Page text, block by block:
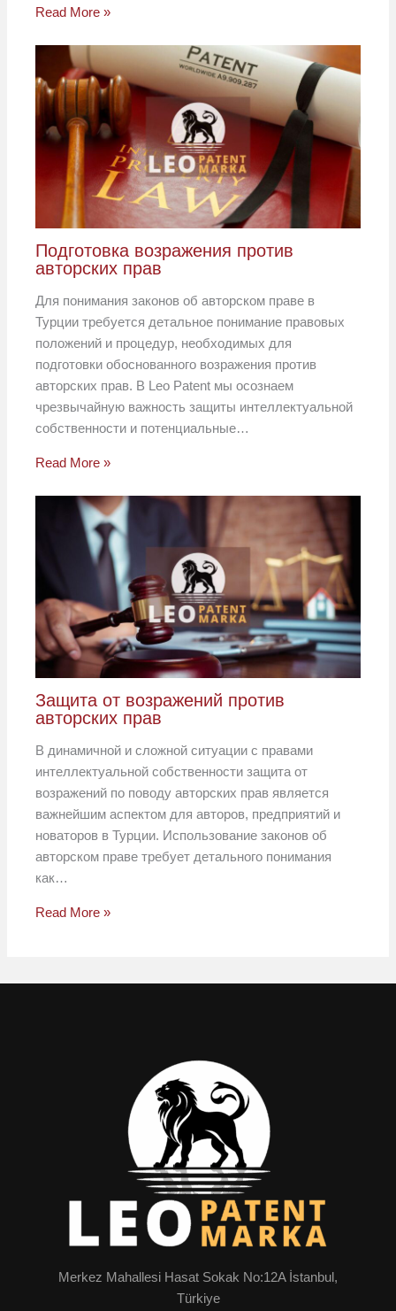
Read More »
Подготовка возражения против
авторских прав
Для понимания законов об авторском праве в
Турции требуется детальное понимание правовых
положений и процедур, необходимых для
подготовки обоснованного возражения против
авторских прав. В Leo Patent мы осознаем
чрезвычайную важность защиты интеллектуальной
собственности и потенциальные…
Read More »
Защита от возражений против
авторских прав
В динамичной и сложной ситуации с правами
интеллектуальной собственности защита от
возражений по поводу авторских прав является
важнейшим аспектом для авторов, предприятий и
новаторов в Турции. Использование законов об
авторском праве требует детального понимания
как…
Read More »
Merkez Mahallesi Hasat Sokak No:12A İstanbul,
Türkiye